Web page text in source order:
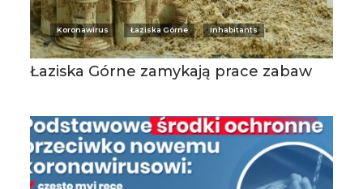
Koronawirus Łaziska Górne Inhabitants
Łaziska Górne zamykają prace zabaw